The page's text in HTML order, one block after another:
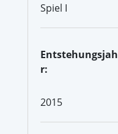
Spiel I
Entstehungsjah
r:
2015